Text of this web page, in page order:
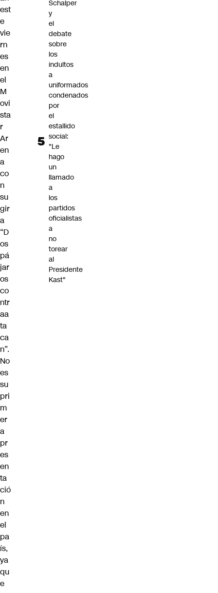
est
e
vie
rn
es
en
el
M
ovi
sta
r
Ar
en
a
co
n
su
gir
a
“D
os
pá
jar
os
co
ntr
aa
ta
ca
n”.
No
es
su
pri
m
er
a
pr
es
en
ta
ció
n
en
el
pa
ís,
ya
qu
e
Schalper
y
el
debate
sobre
los
indultos
a
uniformados
condenados
por
el
estallido
social:
"Le
hago
un
llamado
a
los
partidos
oficialistas
a
no
torear
al
Presidente
Kast"